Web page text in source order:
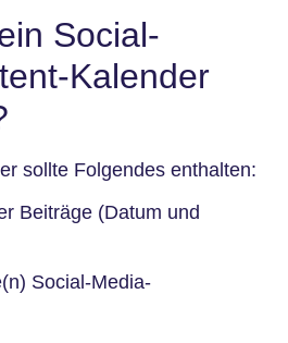
Social-
Kalender
sollte Folgendes enthalten:
Beiträge (Datum und
Social-Media-